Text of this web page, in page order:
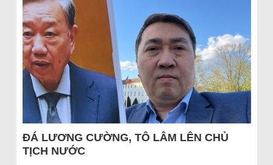
ĐÁ LƯƠNG CƯỜNG, TÔ LÂM LÊN CHỦ
TỊCH NƯỚC